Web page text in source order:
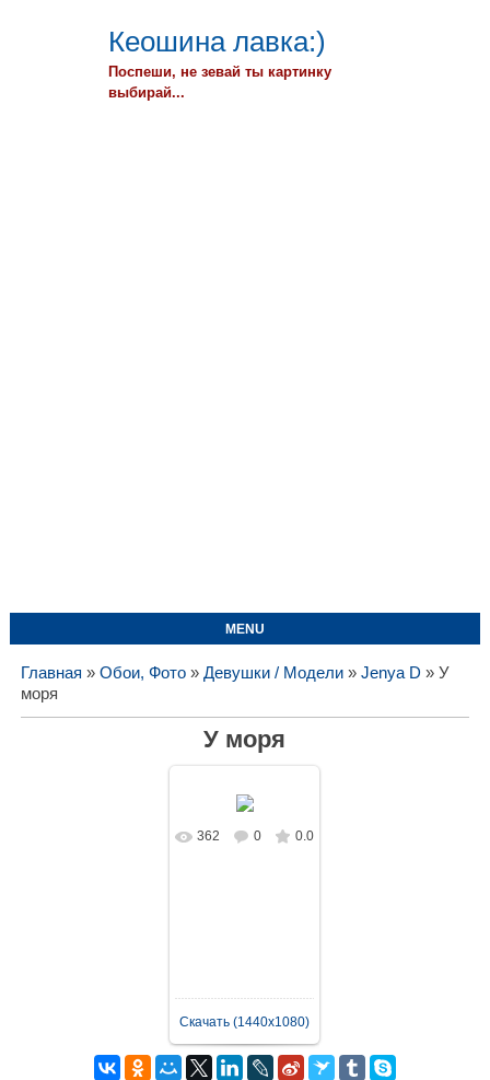
Кеошина лавка:)
Поспеши, не зевай ты картинку
выбирай...
MENU
Главная » Обои, Фото» Девушки / Модели» Jenya D » У
моря
У моря
В реальном
362 0 0.0
Скачать (1440x1080)